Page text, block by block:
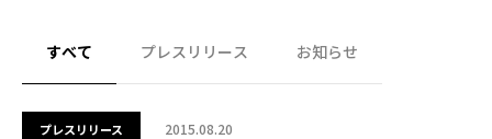
すべて プレスリリース お知らせ
プレスリリース 2015.08.20